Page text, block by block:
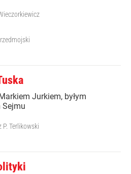
Jurkiem, byłym
Sejmu
P. Terlikowski